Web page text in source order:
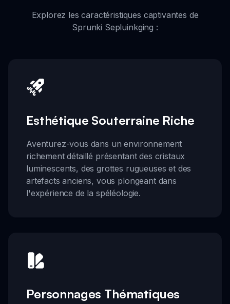
Explorez les caractéristiques captivantes de
Sprunki Sepluinkging :
Esthétique Souterraine Riche
Aventurez-vous dans un environnement
richement détaillé présentant des cristaux
luminescents, des grottes rugueuses et des
artefacts anciens, vous plongeant dans
l'expérience de la spéléologie.
Personnages Thématiques